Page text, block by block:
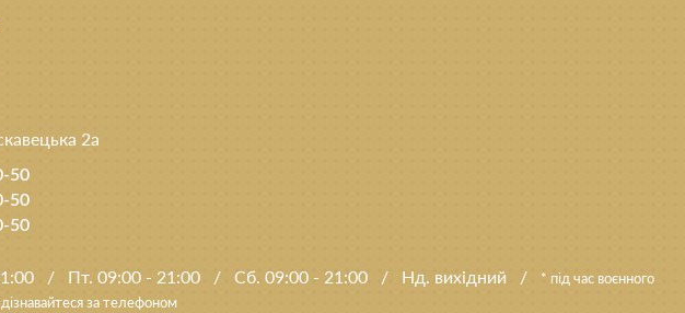
2а
50
50
50
/ Пт. 09:00 - 21:00 / Сб. 09:00 - 21:00 / Нд. вихідний /
* під час воєнного
за телефоном